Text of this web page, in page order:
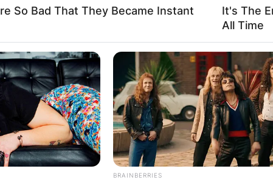
Надвор од обично село во
Вгнездено во величенственото Маврово,
Радика ги повикува патниците со ветување за
спокој и луксуз. Рај каде модерните
Прочитај повеќе
So Bad That They Became Instant
It's The
All Time
BRAINBERRIES